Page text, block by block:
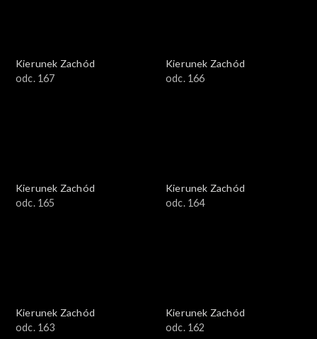
Kierunek Zachód
odc. 167
Kierunek Zachód
odc. 166
Kierunek Zachód
odc. 165
Kierunek Zachód
odc. 164
Kierunek Zachód
odc. 163
Kierunek Zachód
odc. 162